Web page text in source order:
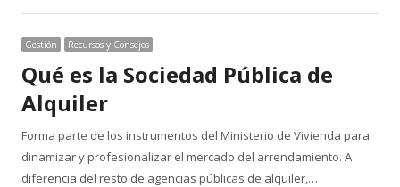
Gestión Recursos y Consejos
Qué es la Sociedad Pública de
Alquiler
Forma parte de los instrumentos del Ministerio de Vivienda para
dinamizar y profesionalizar el mercado del arrendamiento. A
diferencia del resto de agencias públicas de alquiler,…